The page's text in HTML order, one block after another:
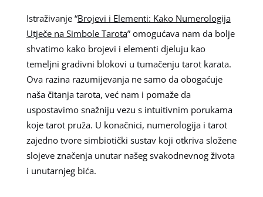
Istraživanje “Brojevi i Elementi: Kako Numerologija
Utječe na Simbole Tarota” omogućava nam da bolje
shvatimo kako brojevi i elementi djeluju kao
temeljni gradivni blokovi u tumačenju tarot karata.
Ova razina razumijevanja ne samo da obogaćuje
naša čitanja tarota, već nam i pomaže da
uspostavimo snažniju vezu s intuitivnim porukama
koje tarot pruža. U konačnici, numerologija i tarot
zajedno tvore simbiotički sustav koji otkriva složene
slojeve značenja unutar našeg svakodnevnog života
i unutarnjeg bića.